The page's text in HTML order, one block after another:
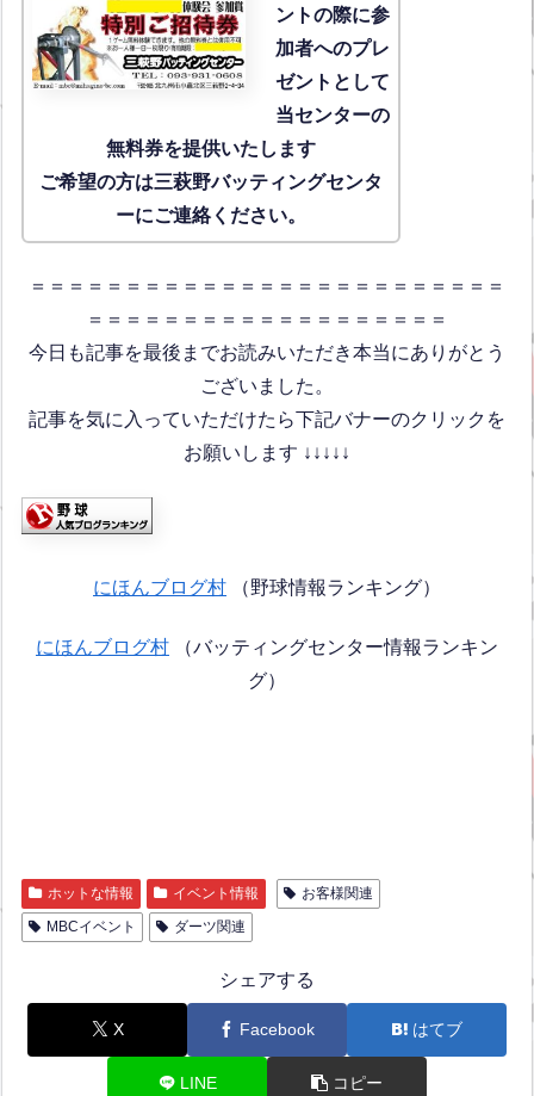
ントの際に参
加者へのプレ
ゼントとして
当センターの
無料券を提供いたします
ご希望の方は三萩野バッティングセンタ
ーにご連絡ください。
＝＝＝＝＝＝＝＝＝＝＝＝＝＝＝＝＝＝＝＝＝＝＝＝＝
＝＝＝＝＝＝＝＝＝＝＝＝＝＝＝＝＝＝＝
今日も記事を最後までお読みいただき本当にありがとう
ございました。
記事を気に入っていただけたら下記バナーのクリックを
お願いします ↓↓↓↓↓
にほんブログ村 （野球情報ランキング）
にほんブログ村 （バッティングセンター情報ランキン
グ）
ホットな情報 イベント情報
お客様関連
MBCイベント
ダーツ関連
シェアする
X Facebook はてブ
LINE コピー